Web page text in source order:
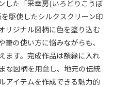
した「采幸房(いろどりこうぼ
駆使したシルクスクリーン印
リジナル図柄に色を塗り込む
の使い方に悩みながらも、
ます。完成作品は額縁に入れ
な図柄を用意し、地元の伝統
アイテムを作成できる魅力的